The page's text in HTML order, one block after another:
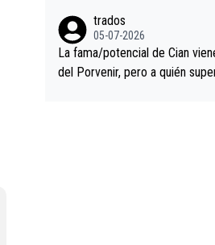
trados
05-07-2026
La fama/potencial de Cian
del Porvenir, pero a quién